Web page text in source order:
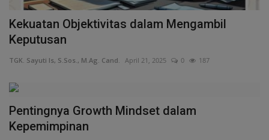
Kekuatan Objektivitas dalam Mengambil
Keputusan
TGK. Sayuti Is, S.Sos., M.Ag. Cand. April 21, 2025 0 187
Pentingnya Growth Mindset dalam
Kepemimpinan